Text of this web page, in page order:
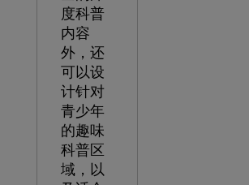
度科普
内容
外，还
可以设
计针对
青少年
的趣味
科普区
域，以